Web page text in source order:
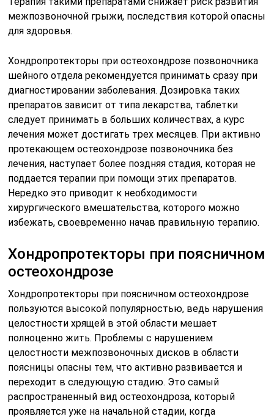
межпозвоночной грыжи, последствия которой опасны
для здоровья.
Хондропротекторы при остеохондрозе позвоночника
шейного отдела рекомендуется принимать сразу при
диагностировании заболевания. Дозировка таких
препаратов зависит от типа лекарства, таблетки
следует принимать в больших количествах, а курс
лечения может достигать трех месяцев. При активно
протекающем остеохондрозе позвоночника без
лечения, наступает более поздняя стадия, которая не
поддается терапии при помощи этих препаратов.
Нередко это приводит к необходимости
хирургического вмешательства, которого можно
избежать, своевременно начав правильную терапию.
Хондропротекторы при поясничном
остеохондрозе
Хондропротекторы при поясничном остеохондрозе
пользуются высокой популярностью, ведь нарушения
целостности хрящей в этой области мешает
полноценно жить. Проблемы с нарушением
целостности межпозвоночных дисков в области
поясницы опасны тем, что активно развивается и
переходит в следующую стадию. Это самый
распространенный вид остеохондроза, который
проявляется уже на начальной стадии, когда